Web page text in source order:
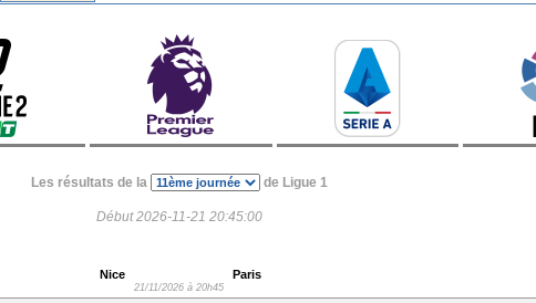
Les résultats de la de Ligue 1
Début 2026-11-21 20:45:00
Nice
21/11/2026 à 20h45
Paris